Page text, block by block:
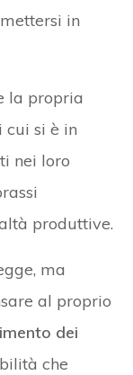
in
la propria
cui si è in
nei loro
produttive.
ma
al proprio
dei
che